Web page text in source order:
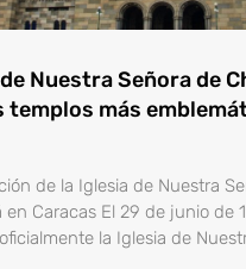
Nuestra Señora de
templos más
de la Iglesia de Nuestra
en Caracas El 29 de junio de
la Iglesia de